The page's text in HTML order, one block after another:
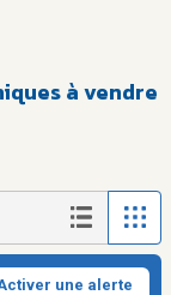
à vendre
une alerte